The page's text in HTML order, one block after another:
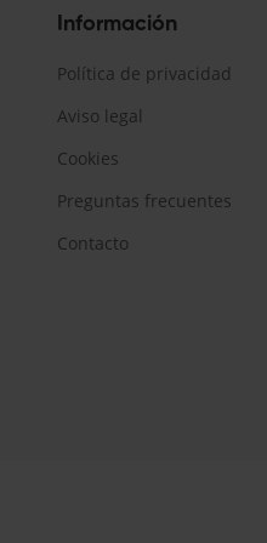
Información
Política de privacidad
Aviso legal
Cookies
Preguntas frecuentes
Contacto